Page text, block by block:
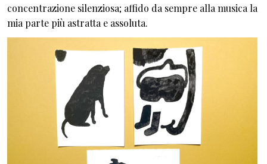
concentrazione silenziosa; affido da sempre alla musica la
mia parte più astratta e assoluta.